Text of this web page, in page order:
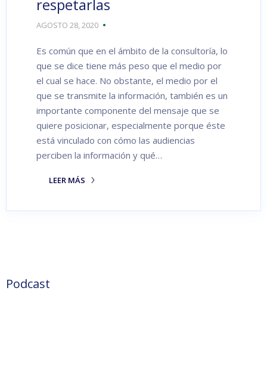
respetarlas
AGOSTO 28, 2020
Es común que en el ámbito de la consultoría, lo
que se dice tiene más peso que el medio por
el cual se hace. No obstante, el medio por el
que se transmite la información, también es un
importante componente del mensaje que se
quiere posicionar, especialmente porque éste
está vinculado con cómo las audiencias
perciben la información y qué…
LEER MÁS
Podcast